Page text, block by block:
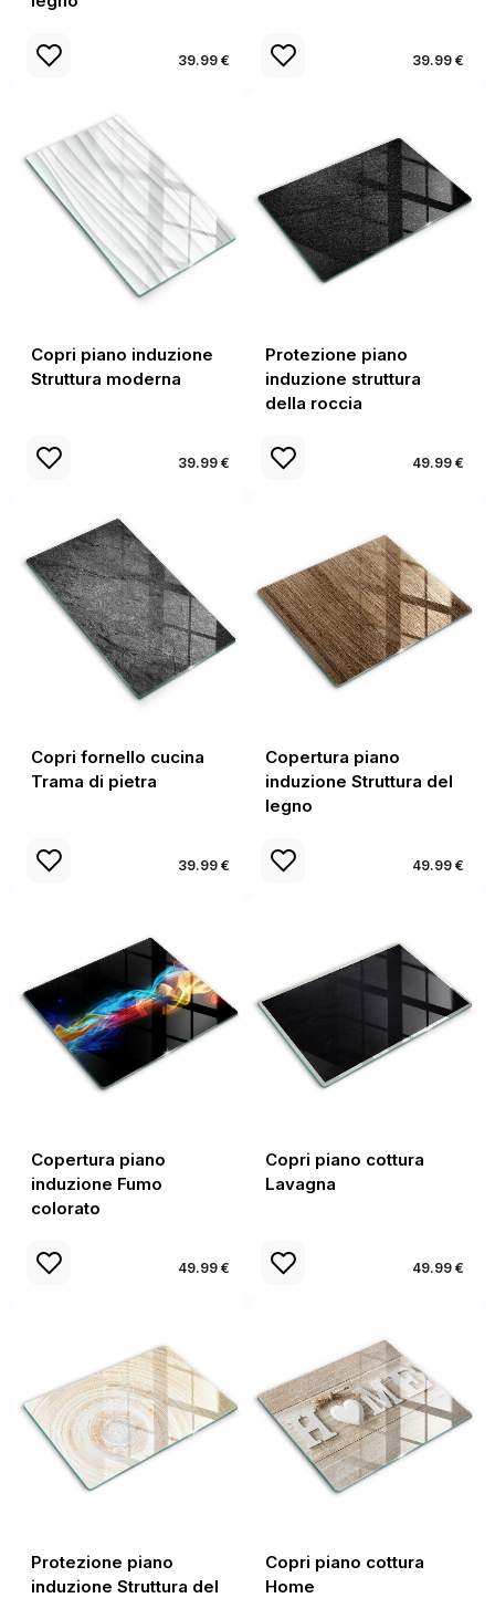
39.99 € 39.99 €
Copri piano induzione
Struttura moderna
39.99 €
Protezione piano
induzione struttura
della roccia
49.99 €
Copri fornello cucina
Trama di pietra
39.99 €
Copertura piano
induzione Struttura del
legno
49.99 €
Copertura piano
induzione Fumo
colorato
49.99 €
Copri piano cottura
Lavagna
49.99 €
Protezione piano
induzione Struttura del
Copri piano cottura
Home